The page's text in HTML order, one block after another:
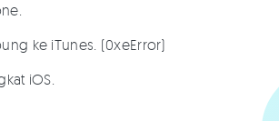
ke iTunes. (0xeError)
iOS.